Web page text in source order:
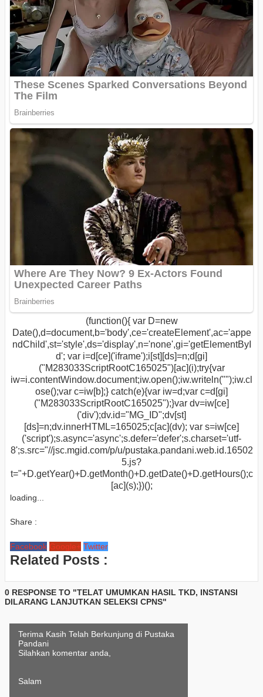
(function(){ var D=new
Date(),d=document,b='body',ce='createElement',ac='appe
ndChild',st='style',ds='display',n='none',gi='getElementByI
d'; var i=d[ce]('iframe');i[st][ds]=n;d[gi]
("M283033ScriptRootC165025")[ac](i);try{var
iw=i.contentWindow.document;iw.open();iw.writeln("");iw.cl
ose();var c=iw[b];} catch(e){var iw=d;var c=d[gi]
("M283033ScriptRootC165025");}var dv=iw[ce]
('div');dv.id="MG_ID";dv[st]
[ds]=n;dv.innerHTML=165025;c[ac](dv); var s=iw[ce]
('script');s.async='async';s.defer='defer';s.charset='utf-
8';s.src="//jsc.mgid.com/p/u/pustaka.pandani.web.id.16502
5.js?
t="+D.getYear()+D.getMonth()+D.getDate()+D.getHours();c
[ac](s);})();
loading...
Share :
Facebook Google+ Twitter
Related Posts :
0 RESPONSE TO "TELAT UMUMKAN HASIL TKD, INSTANSI
DILARANG LANJUTKAN SELEKSI CPNS"
Terima Kasih Telah Berkunjung di Pustaka
Pandani
Silahkan komentar anda,
Salam